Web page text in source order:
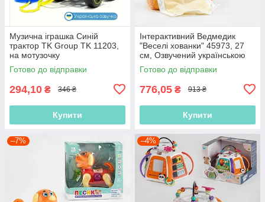
Музична іграшка Синій
трактор TK Group TK 11203,
на мотузочку
Готово до відправки
294,10 ₴ 346 ₴
Купити
Інтерактивний Ведмедик
"Веселі хованки" 45973, 27
см, Озвучений українською
мовою, говорить, грає в
хованки
Готово до відправки
776,05 ₴ 913 ₴
Купити
–7% –4%